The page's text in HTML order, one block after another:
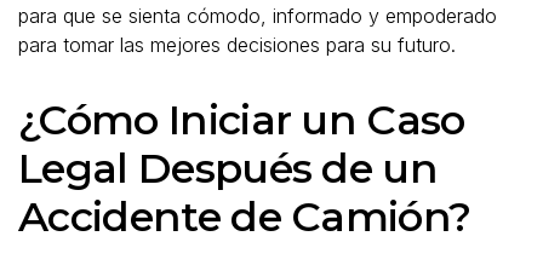
para que se sienta cómodo, informado y empoderado
para tomar las mejores decisiones para su futuro.
¿Cómo Iniciar un Caso
Legal Después de un
Accidente de Camión?